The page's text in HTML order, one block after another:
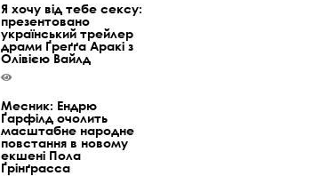
Я хочу від тебе сексу:
презентовано
український трейлер
драми Ґреґґа Аракі з
Олівією Вайлд
Месник: Ендрю
Ґарфілд очолить
масштабне народне
повстання в новому
екшені Пола
Ґрінґрасса